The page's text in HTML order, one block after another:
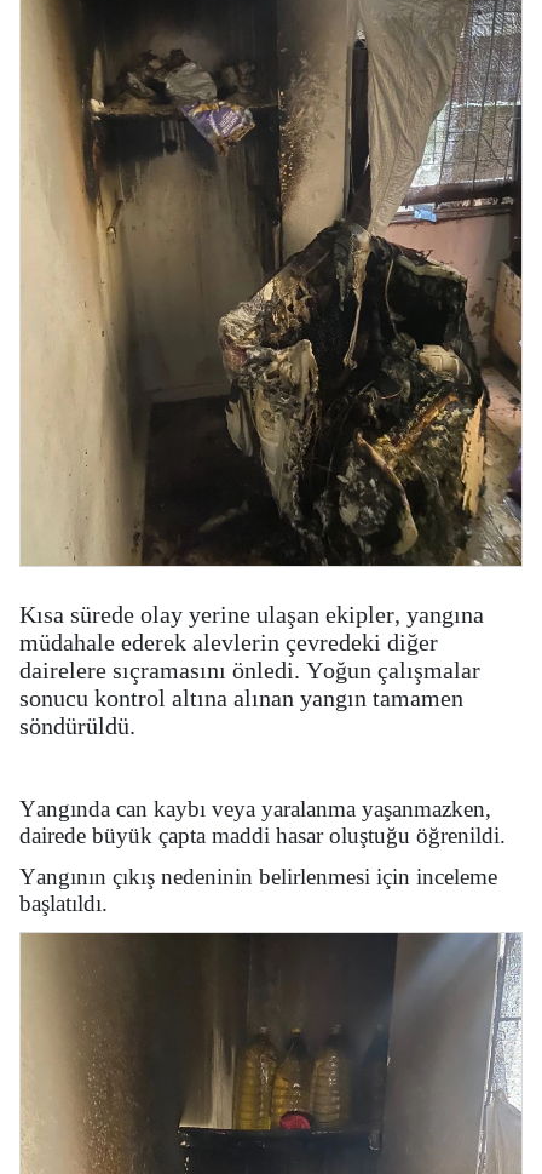
Kısa sürede olay yerine ulaşan ekipler, yangına
müdahale ederek alevlerin çevredeki diğer
dairelere sıçramasını önledi. Yoğun çalışmalar
sonucu kontrol altına alınan yangın tamamen
söndürüldü.
Yangında can kaybı veya yaralanma yaşanmazken,
dairede büyük çapta maddi hasar oluştuğu öğrenildi.
Yangının çıkış nedeninin belirlenmesi için inceleme
başlatıldı.